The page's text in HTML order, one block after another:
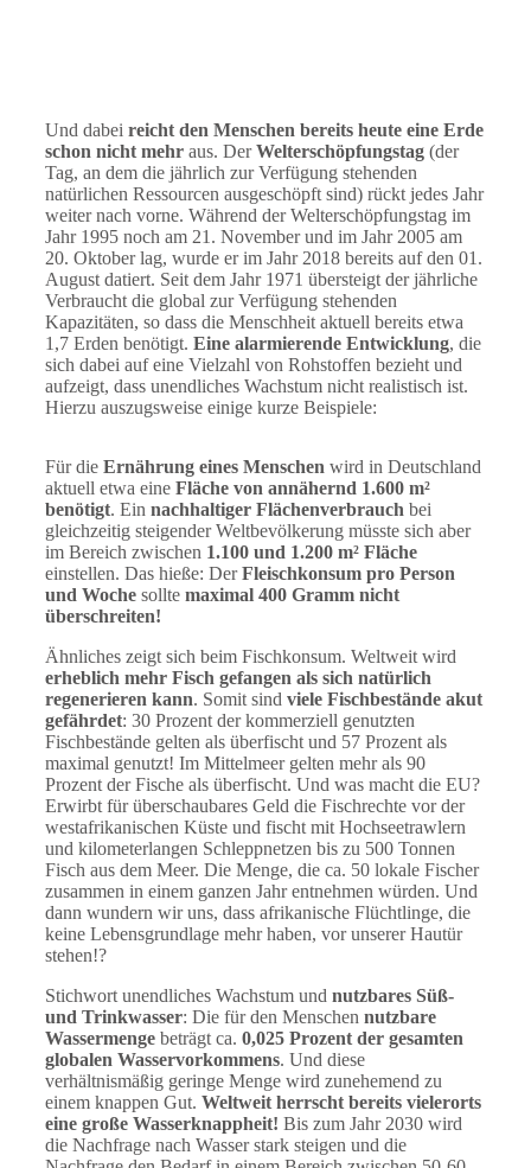
Und dabei reicht den Menschen bereits heute eine Erde
schon nicht mehr aus. DerWelterschöpfungstag (der
Tag, an dem die jährlich zur Verfügung stehenden
natürlichen Ressourcen ausgeschöpft sind) rückt jedes Jahr
weiter nach vorne. Während der Welterschöpfungstag im
Jahr 1995 noch am 21. November und im Jahr 2005 am
20. Oktober lag, wurde er im Jahr 2018 bereits auf den 01.
August datiert. Seit dem Jahr 1971 übersteigt der jährliche
Verbraucht die global zur Verfügung stehenden
Kapazitäten, so dass die Menschheit aktuell bereits etwa
1,7 Erden benötigt. Eine alarmierende Entwicklung, die
sich dabei auf eine Vielzahl von Rohstoffen bezieht und
aufzeigt, dass unendliches Wachstum nicht realistisch ist.
Hierzu auszugsweise einige kurze Beispiele:
Für die Ernährung eines Menschen wird in Deutschland
aktuell etwa eine Fläche von annähernd 1.600 m²
benötigt. Ein nachhaltiger Flächenverbrauch bei
gleichzeitig steigender Weltbevölkerung müsste sich aber
im Bereich zwischen 1.100 und 1.200 m² Fläche
einstellen. Das hieße: DerFleischkonsum pro Person
und Woche sollte maximal 400 Gramm nicht
überschreiten!
Ähnliches zeigt sich beim Fischkonsum. Weltweit wird
erheblich mehr Fisch gefangen als sich natürlich
regenerieren kann. Somit sind viele Fischbestände akut
gefährdet: 30 Prozent der kommerziell genutzten
Fischbestände gelten als überfischt und 57 Prozent als
maximal genutzt! Im Mittelmeer gelten mehr als 90
Prozent der Fische als überfischt. Und was macht die EU?
Erwirbt für überschaubares Geld die Fischrechte vor der
westafrikanischen Küste und fischt mit Hochseetrawlern
und kilometerlangen Schleppnetzen bis zu 500 Tonnen
Fisch aus dem Meer. Die Menge, die ca. 50 lokale Fischer
zusammen in einem ganzen Jahr entnehmen würden. Und
dann wundern wir uns, dass afrikanische Flüchtlinge, die
keine Lebensgrundlage mehr haben, vor unserer Hautür
stehen!?
Stichwort unendliches Wachstum und nutzbares Süß-
und Trinkwasser: Die für den Menschen nutzbare
Wassermenge beträgt ca. 0,025 Prozent der gesamten
globalen Wasservorkommens. Und diese
verhältnismäßig geringe Menge wird zunehemend zu
einem knappen Gut. Weltweit herrscht bereits vielerorts
eine große Wasserknappheit! Bis zum Jahr 2030 wird
die Nachfrage nach Wasser stark steigen und die